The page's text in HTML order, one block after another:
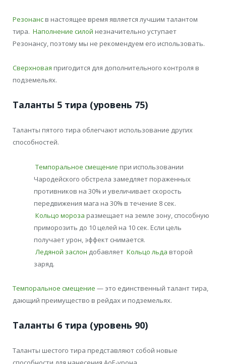
Резонанс в настоящее время является лучшим талантом
тира. Наполнение силой незначительно уступает
Резонансу, поэтому мы не рекомендуем его использовать.
Сверхновая пригодится для дополнительного контроля в
подземельях.
Таланты 5 тира (уровень 75)
Таланты пятого тира облегчают использование других
способностей.
Темпоральное смещение при использовании
Чародейского обстрела замедляет пораженных
противников на 30% и увеличивает скорость
передвижения мага на 30% в течение 8 сек.
Кольцо мороза размещает на земле зону, способную
приморозить до 10 целей на 10 сек. Если цель
получает урон, эффект снимается.
Ледяной заслон добавляет Кольцо льда второй
заряд.
Темпоральное смещение — это единственный талант тира,
дающий преимущество в рейдах и подземельях.
Таланты 6 тира (уровень 90)
Таланты шестого тира представляют собой новые